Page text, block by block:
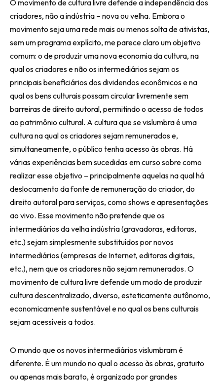
O movimento de cultura livre defende a independência dos
criadores, não a indústria – nova ou velha. Embora o
movimento seja uma rede mais ou menos solta de ativistas,
sem um programa explícito, me parece claro um objetivo
comum: o de produzir uma nova economia da cultura, na
qual os criadores e não os intermediários sejam os
principais beneficiários dos dividendos econômicos e na
qual os bens culturais possam circular livremente sem
barreiras de direito autoral, permitindo o acesso de todos
ao patrimônio cultural. A cultura que se vislumbra é uma
cultura na qual os criadores sejam remunerados e,
simultaneamente, o público tenha acesso às obras. Há
várias experiências bem sucedidas em curso sobre como
realizar esse objetivo – principalmente aquelas na qual há
deslocamento da fonte de remuneração do criador, do
direito autoral para serviços, como shows e apresentações
ao vivo. Esse movimento não pretende que os
intermediários da velha indústria (gravadoras, editoras,
etc.) sejam simplesmente substituídos por novos
intermediários (empresas de Internet, editoras digitais,
etc.), nem que os criadores não sejam remunerados. O
movimento de cultura livre defende um modo de produzir
cultura descentralizado, diverso, esteticamente autônomo,
economicamente sustentável e no qual os bens culturais
sejam acessíveis a todos.
O mundo que os novos intermediários vislumbram é
diferente. É um mundo no qual o acesso às obras, gratuito
ou apenas mais barato, é organizado por grandes